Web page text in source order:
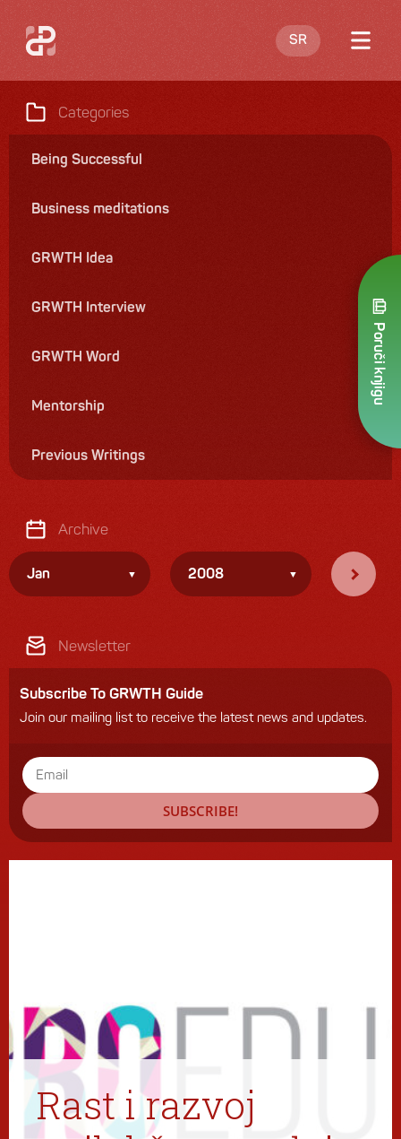
SR
Blog
About me
Offering
Contact
Poruči knjigu
Categories
Being Successful
Business meditations
GRWTH Idea
GRWTH Interview
GRWTH Word
Mentorship
Previous Writings
Archive
Jan 2008
Newsletter
Subscribe To GRWTH Guide
Join our mailing list to receive the latest news and updates.
SUBSCRIBE!
Rast i razvoj